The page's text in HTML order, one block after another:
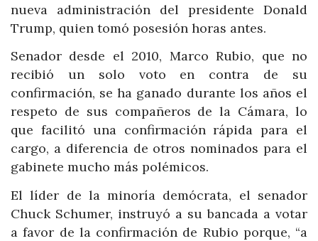
nueva administración del presidente Donald
Trump, quien tomó posesión horas antes.
Senador desde el 2010, Marco Rubio, que no
recibió un solo voto en contra de su
confirmación, se ha ganado durante los años el
respeto de sus compañeros de la Cámara, lo
que facilitó una confirmación rápida para el
cargo, a diferencia de otros nominados para el
gabinete mucho más polémicos.
El líder de la minoría demócrata, el senador
Chuck Schumer, instruyó a su bancada a votar
a favor de la confirmación de Rubio porque, “a